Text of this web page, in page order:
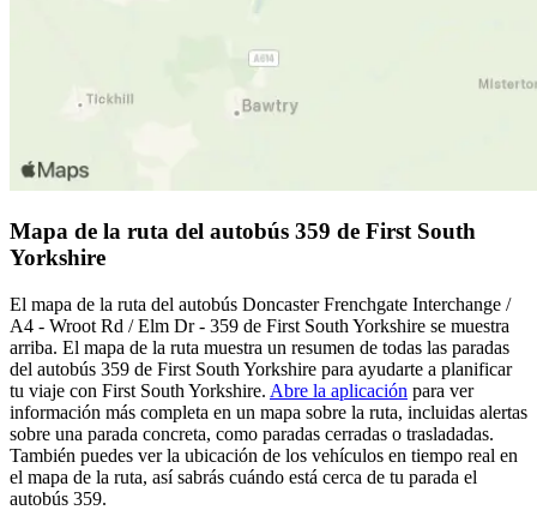
Mapa de la ruta del autobús 359 de First South
Yorkshire
El mapa de la ruta del autobús Doncaster Frenchgate Interchange /
A4 - Wroot Rd / Elm Dr - 359 de First South Yorkshire se muestra
arriba. El mapa de la ruta muestra un resumen de todas las paradas
del autobús 359 de First South Yorkshire para ayudarte a planificar
tu viaje con First South Yorkshire. Abre la aplicación para ver
información más completa en un mapa sobre la ruta, incluidas alertas
sobre una parada concreta, como paradas cerradas o trasladadas.
También puedes ver la ubicación de los vehículos en tiempo real en
el mapa de la ruta, así sabrás cuándo está cerca de tu parada el
autobús 359.